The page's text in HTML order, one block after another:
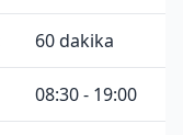
60 dakika
08:30 - 19:00